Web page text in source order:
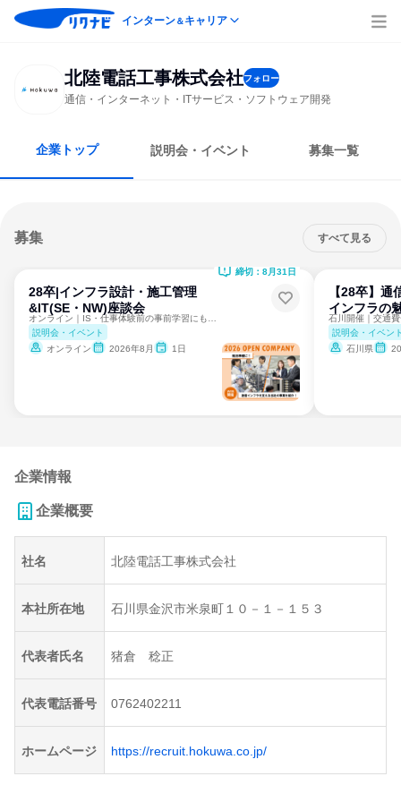
インターン＆キャリア
北陸電話工事株式会社フォロー
通信・インターネット・ITサービス・ソフトウェア開発
企業トップ 説明会・イベント 募集一覧
募集 すべて見る
28卒|インフラ設計・施工管理
&IT(SE・NW)座談会
説明会・イベント
オンライン
2026年8月 1日
締切：8月31日
【28卒】
インフラの
説明会・イベン
石川県
企業情報
企業概要
社名 北陸電話工事株式会社
本社所在地 石川県金沢市米泉町１０－１－１５３
代表者氏名 猪倉 稔正
代表電話番号 0762402211
ホームページ https://recruit.hokuwa.co.jp/